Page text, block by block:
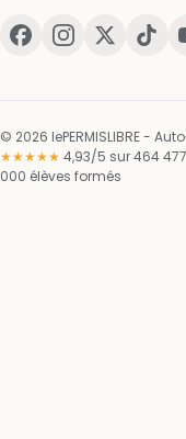
© 2026 lePERMISLIBRE -
★★★★★ 4,93/5 sur 464
000 élèves formés